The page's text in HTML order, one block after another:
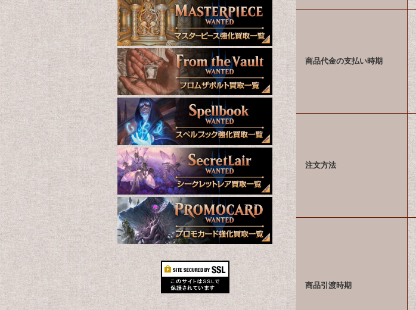
商品代金の支払い時期
注文方法
商品引渡時期